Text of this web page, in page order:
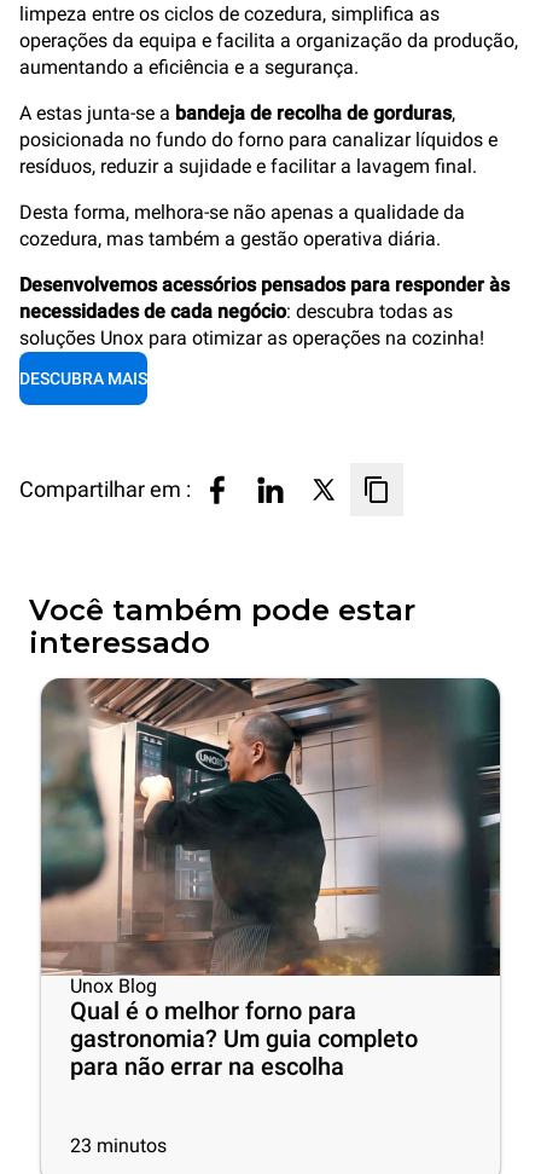
limpeza entre os ciclos de cozedura, simplifica as
operações da equipa e facilita a organização da produção,
aumentando a eficiência e a segurança.
A estas junta-se a bandeja de recolha de gorduras,
posicionada no fundo do forno para canalizar líquidos e
resíduos, reduzir a sujidade e facilitar a lavagem final.
Desta forma, melhora-se não apenas a qualidade da
cozedura, mas também a gestão operativa diária.
Desenvolvemos acessórios pensados para responder às
necessidades de cada negócio: descubra todas as
soluções Unox para otimizar as operações na cozinha!
DESCUBRA MAIS
Compartilhar em :
Você também pode estar
interessado
Unox Blog
Qual é o melhor forno para
gastronomia? Um guia completo
para não errar na escolha
23 minutos